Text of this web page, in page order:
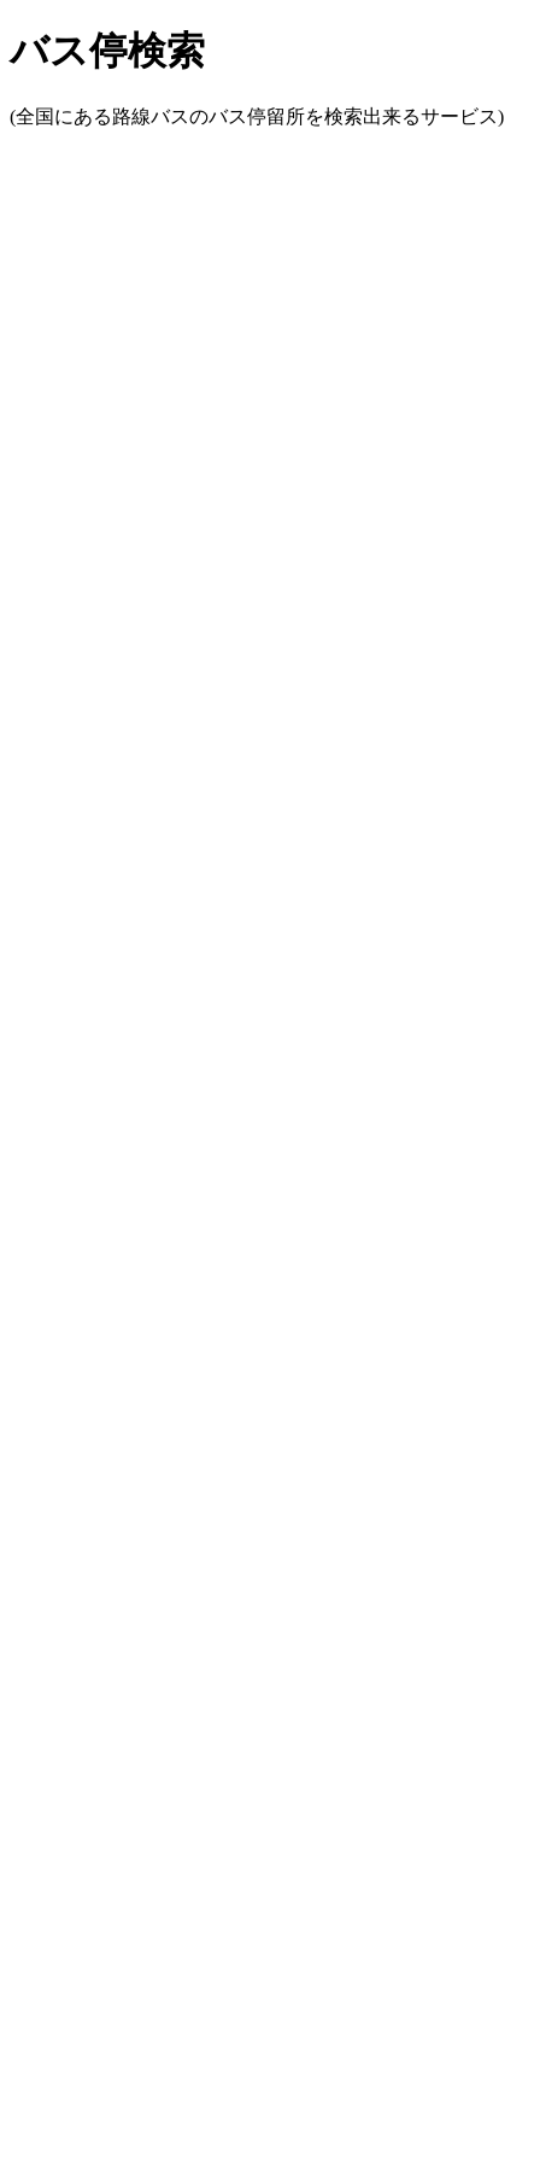
バス停検索
(全国にある路線バスのバス停留所を検索出来るサービス)